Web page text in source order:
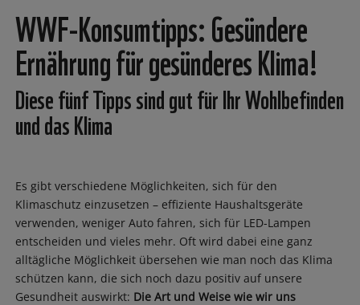
WWF-Konsumtipps: Gesündere
Ernährung für gesünderes Klima!
Diese fünf Tipps sind gut für Ihr Wohlbefinden
und das Klima
Es gibt verschiedene Möglichkeiten, sich für den
Klimaschutz einzusetzen – effiziente Haushaltsgeräte
verwenden, weniger Auto fahren, sich für LED-Lampen
entscheiden und vieles mehr. Oft wird dabei eine ganz
alltägliche Möglichkeit übersehen wie man noch das Klima
schützen kann, die sich noch dazu positiv auf unsere
Gesundheit auswirkt: Die Art und Weise wie wir uns